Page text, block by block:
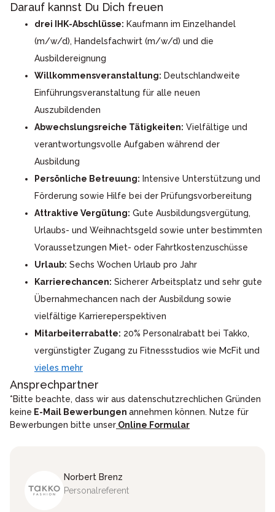
Darauf kannst Du Dich freuen
drei IHK-Abschlüsse: Kaufmann im Einzelhandel
(m/w/d), Handelsfachwirt (m/w/d) und die
Ausbildereignung
Willkommensveranstaltung: Deutschlandweite
Einführungsveranstaltung für alle neuen
Auszubildenden
Abwechslungsreiche Tätigkeiten: Vielfältige und
verantwortungsvolle Aufgaben während der
Ausbildung
Persönliche Betreuung: Intensive Unterstützung und
Förderung sowie Hilfe bei der Prüfungsvorbereitung
Attraktive Vergütung: Gute Ausbildungsvergütung,
Urlaubs- und Weihnachtsgeld sowie unter bestimmten
Voraussetzungen Miet- oder Fahrtkostenzuschüsse
Urlaub: Sechs Wochen Urlaub pro Jahr
Karrierechancen: Sicherer Arbeitsplatz und sehr gute
Übernahmechancen nach der Ausbildung sowie
vielfältige Karriereperspektiven
Mitarbeiterrabatte: 20% Personalrabatt bei Takko,
vergünstigter Zugang zu Fitnessstudios wie McFit und
vieles mehr
Ansprechpartner
*Bitte beachte, dass wir aus datenschutzrechlichen Gründen
keine E-Mail Bewerbungen annehmen können. Nutze für
Bewerbungen bitte unser Online Formular
Norbert Brenz
Personalreferent